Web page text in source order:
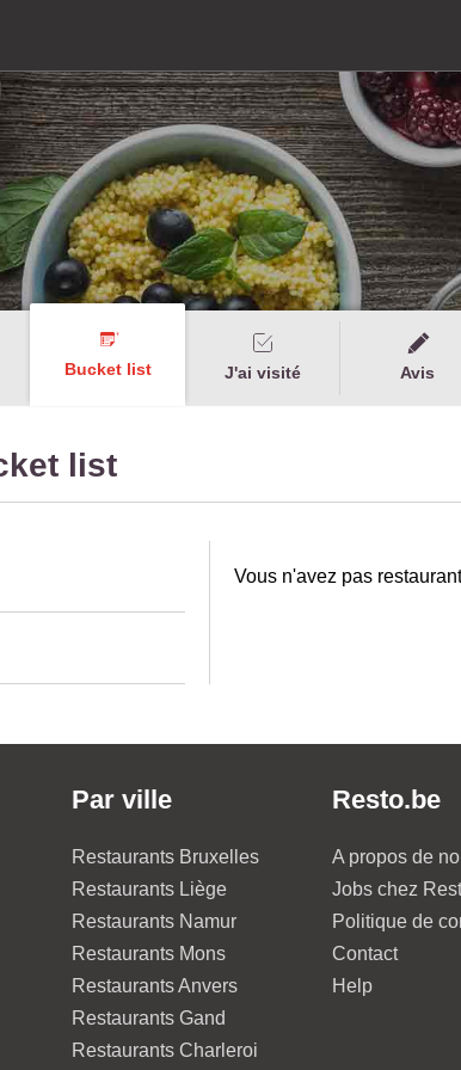
Bucket list J'ai visité Avis
list
Vous n'avez pas
Par ville
Restaurants Bruxelles
Restaurants Liège
Restaurants Namur
Restaurants Mons
Restaurants Anvers
Restaurants Gand
Restaurants Charleroi
Resto.be
A propos de
Jobs chez
Politique de
Contact
Help